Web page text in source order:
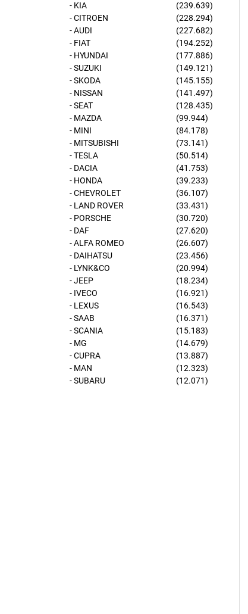
- KIA
(239.639)
- CITROEN
(228.294)
- AUDI
(227.682)
- FIAT
(194.252)
- HYUNDAI
(177.886)
- SUZUKI
(149.121)
- SKODA
(145.155)
- NISSAN
(141.497)
- SEAT
(128.435)
- MAZDA
(99.944)
- MINI
(84.178)
- MITSUBISHI
(73.141)
- TESLA
(50.514)
- DACIA
(41.753)
- HONDA
(39.233)
- CHEVROLET
(36.107)
- LAND ROVER
(33.431)
- PORSCHE
(30.720)
- DAF
(27.620)
- ALFA ROMEO
(26.607)
- DAIHATSU
(23.456)
- LYNK&CO
(20.994)
- JEEP
(18.234)
- IVECO
(16.921)
- LEXUS
(16.543)
- SAAB
(16.371)
- SCANIA
(15.183)
- MG
(14.679)
- CUPRA
(13.887)
- MAN
(12.323)
- SUBARU
(12.071)